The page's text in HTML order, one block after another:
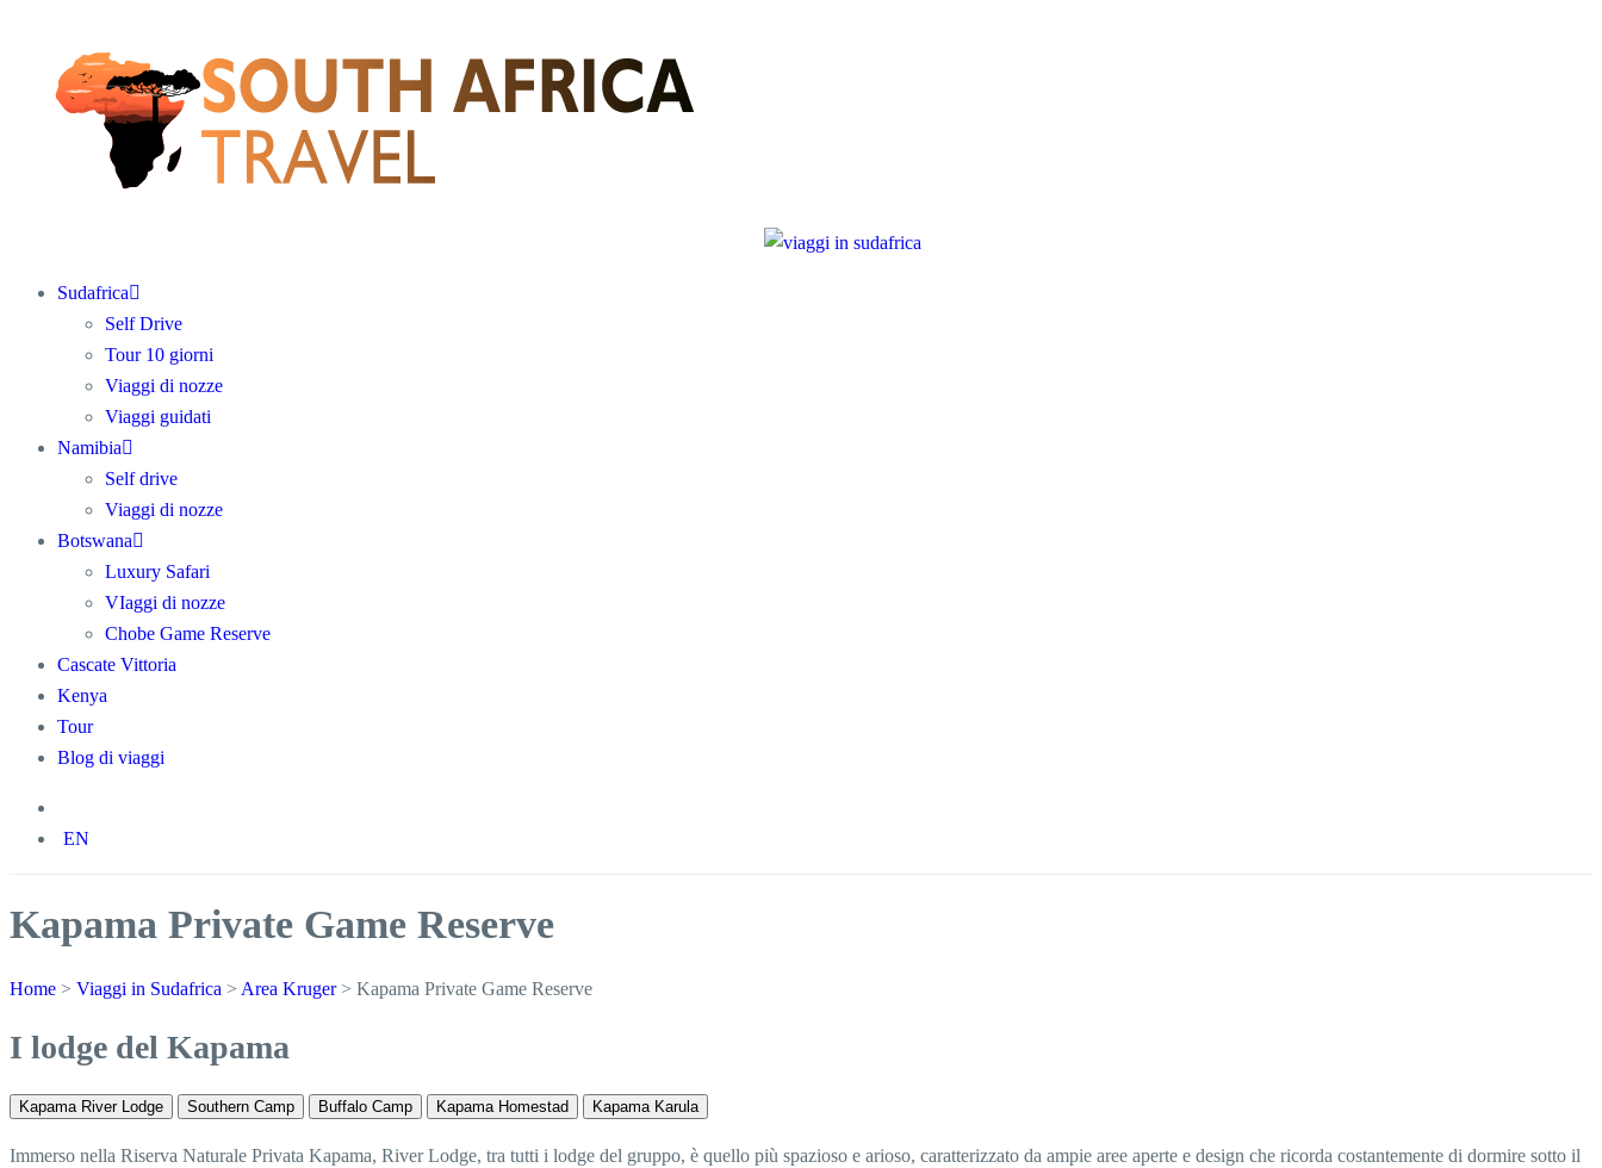
Sudafrica
Self Drive
Tour 10 giorni
Viaggi di nozze
Viaggi guidati
Namibia
Self drive
Viaggi di nozze
Botswana
Luxury Safari
VIaggi di nozze
Chobe Game Reserve
Cascate Vittoria
Kenya
Tour
Blog di viaggi
EN
Kapama Private Game Reserve
Home > Viaggi in Sudafrica > Area Kruger> Kapama Private Game Reserve
I lodge del Kapama
Kapama River Lodge Southern Camp Buffalo Camp Kapama Homestad Kapama Karula
Immerso nella Riserva Naturale Privata Kapama, River Lodge, tra tutti i lodge del gruppo, è quello più spazioso e arioso, caratterizzato da ampie aree aperte e design che ricorda costantemente di dormire sotto il